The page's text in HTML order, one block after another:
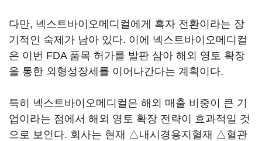
다만, 넥스트바이오메디컬에게 흑자 전환이라는 장
기적인 숙제가 남아 있다. 이에 넥스트바이오메디컬
은 이번 FDA 품목 허가를 발판 삼아 해외 영토 확장
을 통한 외형성장세를 이어나간다는 계획이다.
특히 넥스트바이오메디컬은 해외 매출 비중이 큰 기
업이라는 점에서 해외 영토 확장 전략이 효과적일 것
으로 보인다. 회사는 현재 △내시경용지혈재 △혈관